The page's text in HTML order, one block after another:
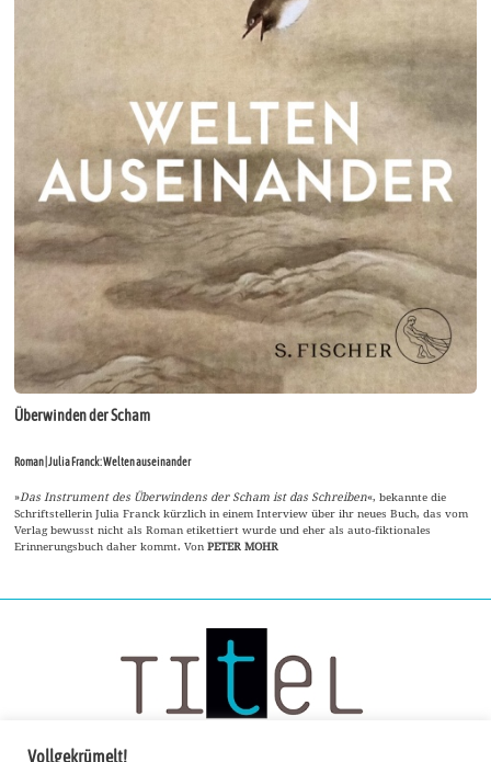
Überwinden der Scham
Roman | Julia Franck: Welten auseinander
»Das Instrument des Überwindens der Scham ist das Schreiben«, bekannte die
Schriftstellerin Julia Franck kürzlich in einem Interview über ihr neues Buch, das vom
Verlag bewusst nicht als Roman etikettiert wurde und eher als auto-fiktionales
Erinnerungsbuch daher kommt. VonPETER MOHR
Vollgekrümelt!